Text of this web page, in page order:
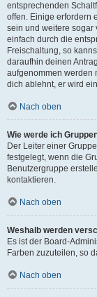
entsprechenden
offen. Einige erfordern
sein und weitere sogar
einfach durch die
Freischaltung, so
daraufhin deinen
aufgenommen werden
dich ablehnt, er wird
Nach oben
Wie werde ich
Der Leiter einer
festgelegt, wenn die
Benutzergruppe
kontaktieren.
Nach oben
Weshalb werden
Es ist der Board-
Farben zuzuteilen, so
Nach oben